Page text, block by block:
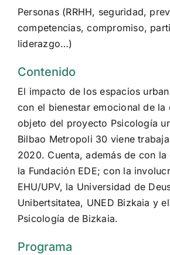
Personas (RRHH, seguridad,
competencias, compromiso,
liderazgo…)
Contenido
El impacto de los espacios
con el bienestar emocional de la
objeto del proyecto Psicología
Bilbao Metropoli 30 viene
2020. Cuenta, además de con
la Fundación EDE; con la
EHU/UPV, la Universidad de
Unibertsitatea, UNED Bizkaia y
Psicología de Bizkaia.
Programa